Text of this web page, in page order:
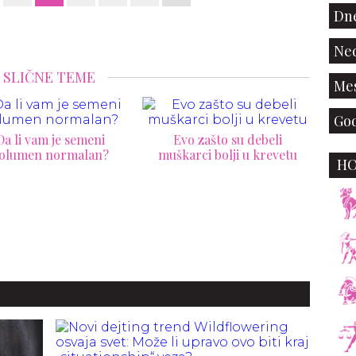
SLIČNE TEME
zašto su debeli
bolji u krevetu
"Reunion Sex“: cela istina o
bi